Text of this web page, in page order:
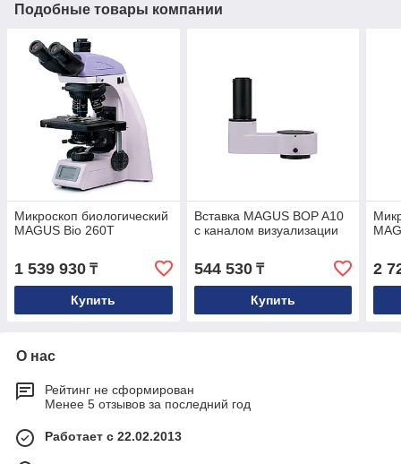
Подобные товары компании
Микроскоп биологический
MAGUS Bio 260T
1 539 930 ₸
Купить
Вставка MAGUS BOP A10
с каналом визуализации
544 530₸
Купить
2
О нас
Рейтинг не сформирован
Менее 5 отзывов за последний год
Работает с 22.02.2013